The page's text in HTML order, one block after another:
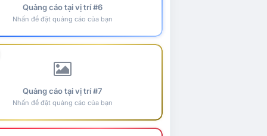
Quảng cáo tại vị trí #6
Nhấn để đặt quảng cáo của bạn
Quảng cáo tại vị trí #7
Nhấn để đặt quảng cáo của bạn